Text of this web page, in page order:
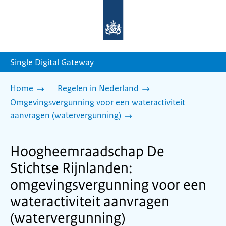
homepage
Single Digital Gateway
Home
Regelen in Nederland
Omgevingsvergunning voor een wateractiviteit
aanvragen (watervergunning)
Hoogheemraadschap De
Stichtse Rijnlanden:
omgevingsvergunning voor een
wateractiviteit aanvragen
(watervergunning)